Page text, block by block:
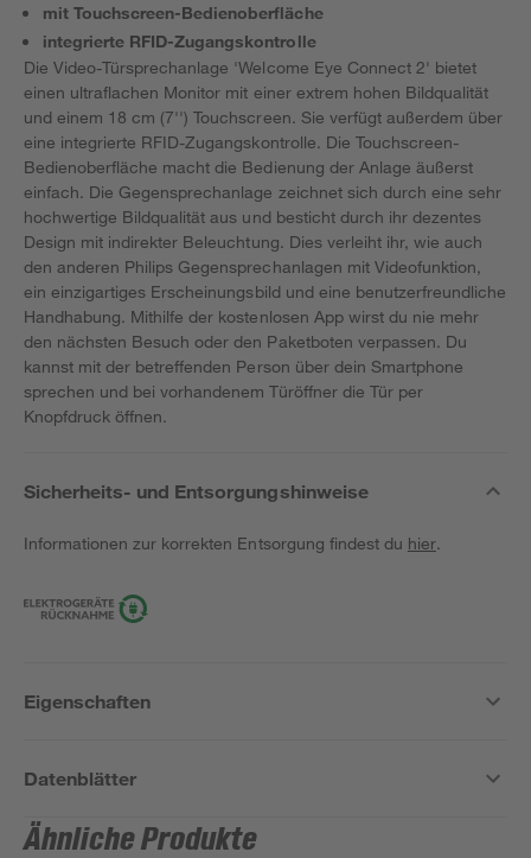
mit Touchscreen-Bedienoberfläche
integrierte RFID-Zugangskontrolle
Die Video-Türsprechanlage 'Welcome Eye Connect 2' bietet
einen ultraflachen Monitor mit einer extrem hohen Bildqualität
und einem 18 cm (7'') Touchscreen. Sie verfügt außerdem über
eine integrierte RFID-Zugangskontrolle. Die Touchscreen-
Bedienoberfläche macht die Bedienung der Anlage äußerst
einfach. Die Gegensprechanlage zeichnet sich durch eine sehr
hochwertige Bildqualität aus und besticht durch ihr dezentes
Design mit indirekter Beleuchtung. Dies verleiht ihr, wie auch
den anderen Philips Gegensprechanlagen mit Videofunktion,
ein einzigartiges Erscheinungsbild und eine benutzerfreundliche
Handhabung. Mithilfe der kostenlosen App wirst du nie mehr
den nächsten Besuch oder den Paketboten verpassen. Du
kannst mit der betreffenden Person über dein Smartphone
sprechen und bei vorhandenem Türöffner die Tür per
Knopfdruck öffnen.
Sicherheits- und Entsorgungshinweise
Informationen zur korrekten Entsorgung findest du hier.
Eigenschaften
Datenblätter
Ähnliche Produkte